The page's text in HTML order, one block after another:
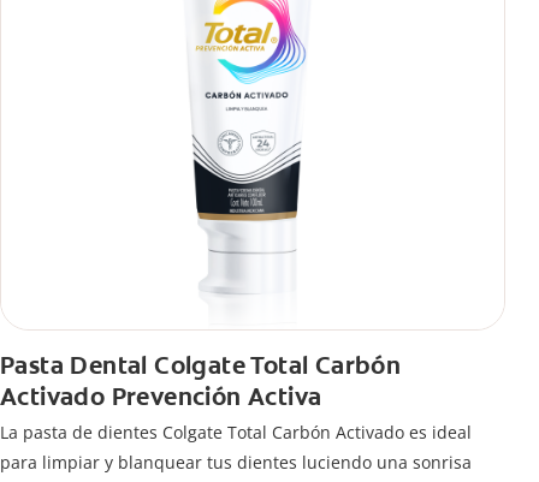
Pasta Dental Colgate Total Carbón
Activado Prevención Activa
La pasta de dientes Colgate Total Carbón Activado es ideal
para limpiar y blanquear tus dientes luciendo una sonrisa